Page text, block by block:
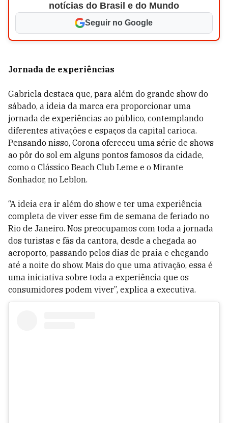
notícias do Brasil e do Mundo
Seguir no Google
Jornada de experiências
Gabriela destaca que, para além do grande show do
sábado, a ideia da marca era proporcionar uma
jornada de experiências ao público, contemplando
diferentes ativações e espaços da capital carioca.
Pensando nisso, Corona ofereceu uma série de shows
ao pôr do sol em alguns pontos famosos da cidade,
como o Clássico Beach Club Leme e o Mirante
Sonhador, no Leblon.
“A ideia era ir além do show e ter uma experiência
completa de viver esse fim de semana de feriado no
Rio de Janeiro. Nos preocupamos com toda a jornada
dos turistas e fãs da cantora, desde a chegada ao
aeroporto, passando pelos dias de praia e chegando
até a noite do show. Mais do que uma ativação, essa é
uma iniciativa sobre toda a experiência que os
consumidores podem viver”, explica a executiva.